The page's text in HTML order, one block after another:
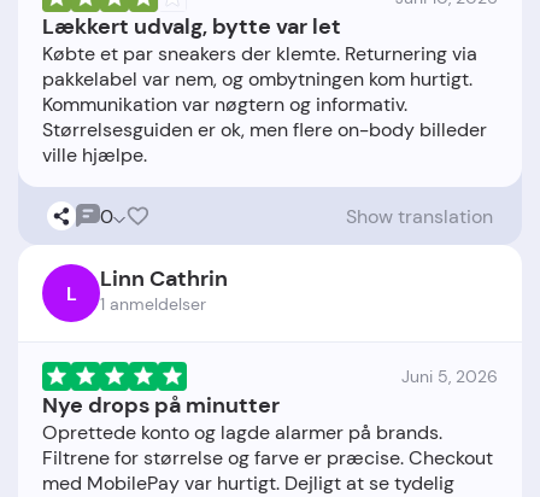
Lækkert udvalg, bytte var let
Købte et par sneakers der klemte. Returnering via
pakkelabel var nem, og ombytningen kom hurtigt.
Kommunikation var nøgtern og informativ.
Størrelsesguiden er ok, men flere on-body billeder
0 Show translation
L Linn Cathrin
1 anmeldelser
Juni 5, 2026
Nye drops på minutter
Oprettede konto og lagde alarmer på brands.
Filtrene for størrelse og farve er præcise. Checkout
med MobilePay var hurtigt. Dejligt at se tydelig